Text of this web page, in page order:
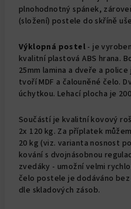
plnohodnotný spánek,
(složení) postele do skříně
Výklopná postel - je
kvalitní plastová ABS hrana.
25mm lamina a dveře a police
tvoří MDF a čalouněné čelo.
úchytkou. Lehací plocha je
Součástí je kvalitní kovový
2x 120 kg. Za příplatek
20 kg (viz. varianta nosnost
kování s dvojnásobnou
zvedáky - umožní velmi
čelo postele je dodáváno
dle skladových zásob.